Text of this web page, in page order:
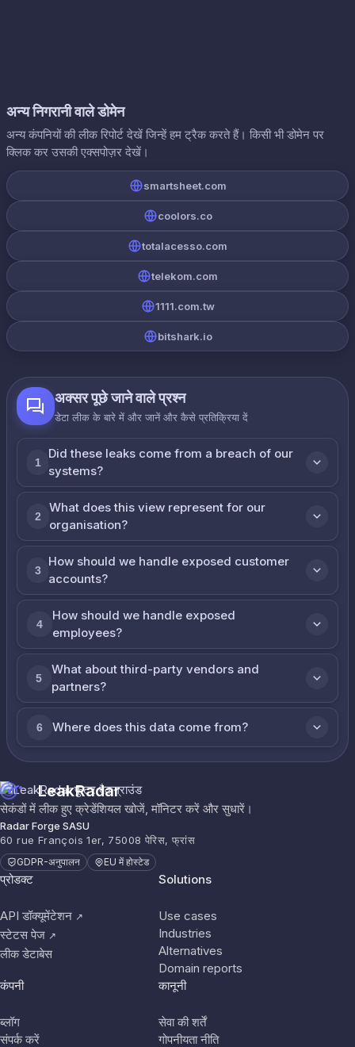
अन्य निगरानी वाले डोमेन
अन्य कंपनियों की लीक रिपोर्ट देखें जिन्हें हम ट्रैक करते हैं। किसी भी डोमेन पर
क्लिक कर उसकी एक्सपोज़र देखें।
smartsheet.com
coolors.co
totalacesso.com
telekom.com
1111.com.tw
bitshark.io
अक्सर पूछे जाने वाले प्रश्न
डेटा लीक के बारे में और जानें और कैसे प्रतिक्रिया दें
1
Did these leaks come from a breach of our
systems?
2
What does this view represent for our
organisation?
3
How should we handle exposed customer
accounts?
4
How should we handle exposed
employees?
5
What about third-party vendors and
partners?
6 Where does this data come from?
LeakRadar
सेकंडों में लीक हुए क्रेडेंशियल खोजें, मॉनिटर करें और सुधारें।
Radar Forge SASU
60 rue François 1er, 75008 पेरिस, फ्रांस
GDPR-अनुपालन EU में होस्टेड
प्रोडक्ट
API डॉक्यूमेंटेशन ↗
स्टेटस पेज ↗
लीक डेटाबेस
Solutions
Use cases
Industries
Alternatives
Domain reports
कंपनी
ब्लॉग
संपर्क करें
कानूनी
सेवा की शर्तें
गोपनीयता नीति